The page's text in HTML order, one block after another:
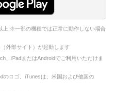
上 ※一部の機種では正常に動作しない場合
外部サイト）が起動します
、iPadまたはAndroidでご利用いただけま
のロゴ、iTunesは、米国および他国の